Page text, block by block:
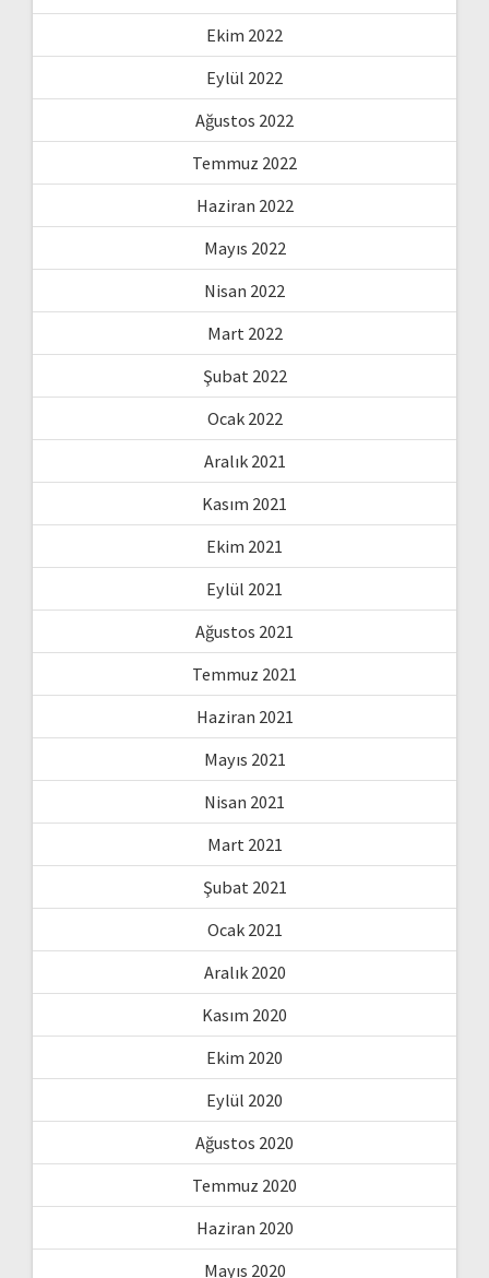
Ekim 2022
Eylül 2022
Ağustos 2022
Temmuz 2022
Haziran 2022
Mayıs 2022
Nisan 2022
Mart 2022
Şubat 2022
Ocak 2022
Aralık 2021
Kasım 2021
Ekim 2021
Eylül 2021
Ağustos 2021
Temmuz 2021
Haziran 2021
Mayıs 2021
Nisan 2021
Mart 2021
Şubat 2021
Ocak 2021
Aralık 2020
Kasım 2020
Ekim 2020
Eylül 2020
Ağustos 2020
Temmuz 2020
Haziran 2020
Mayıs 2020